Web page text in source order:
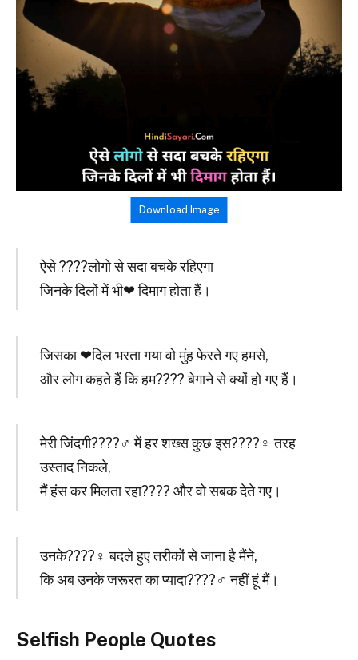
Download Image
ऐसे ????लोगो से सदा बचके रहिएगा
जिनके दिलों में भी❤ दिमाग होता हैं।
जिसका ❤दिल भरता गया वो मुंह फेरते गए हमसे,
और लोग कहते हैं कि हम???? बेगाने से क्यों हो गए हैं।
मेरी जिंदगी????‍♂️ में हर शख्स कुछ इस????‍♀️ तरह
उस्ताद निकले,
मैं हंस कर मिलता रहा???? और वो सबक देते गए।
उनके????‍♀️ बदले हुए तरीकों से जाना है मैंने,
कि अब उनके जरूरत का प्यादा????‍♂️ नहीं हूं मैं।
Selfish People Quotes